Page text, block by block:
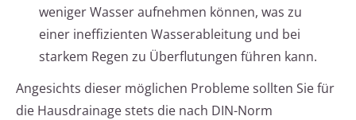
weniger Wasser aufnehmen können, was zu
einer ineffizienten Wasserableitung und bei
starkem Regen zu Überflutungen führen kann.
Angesichts dieser möglichen Probleme sollten Sie für
die Hausdrainage stets die nach DIN-Norm